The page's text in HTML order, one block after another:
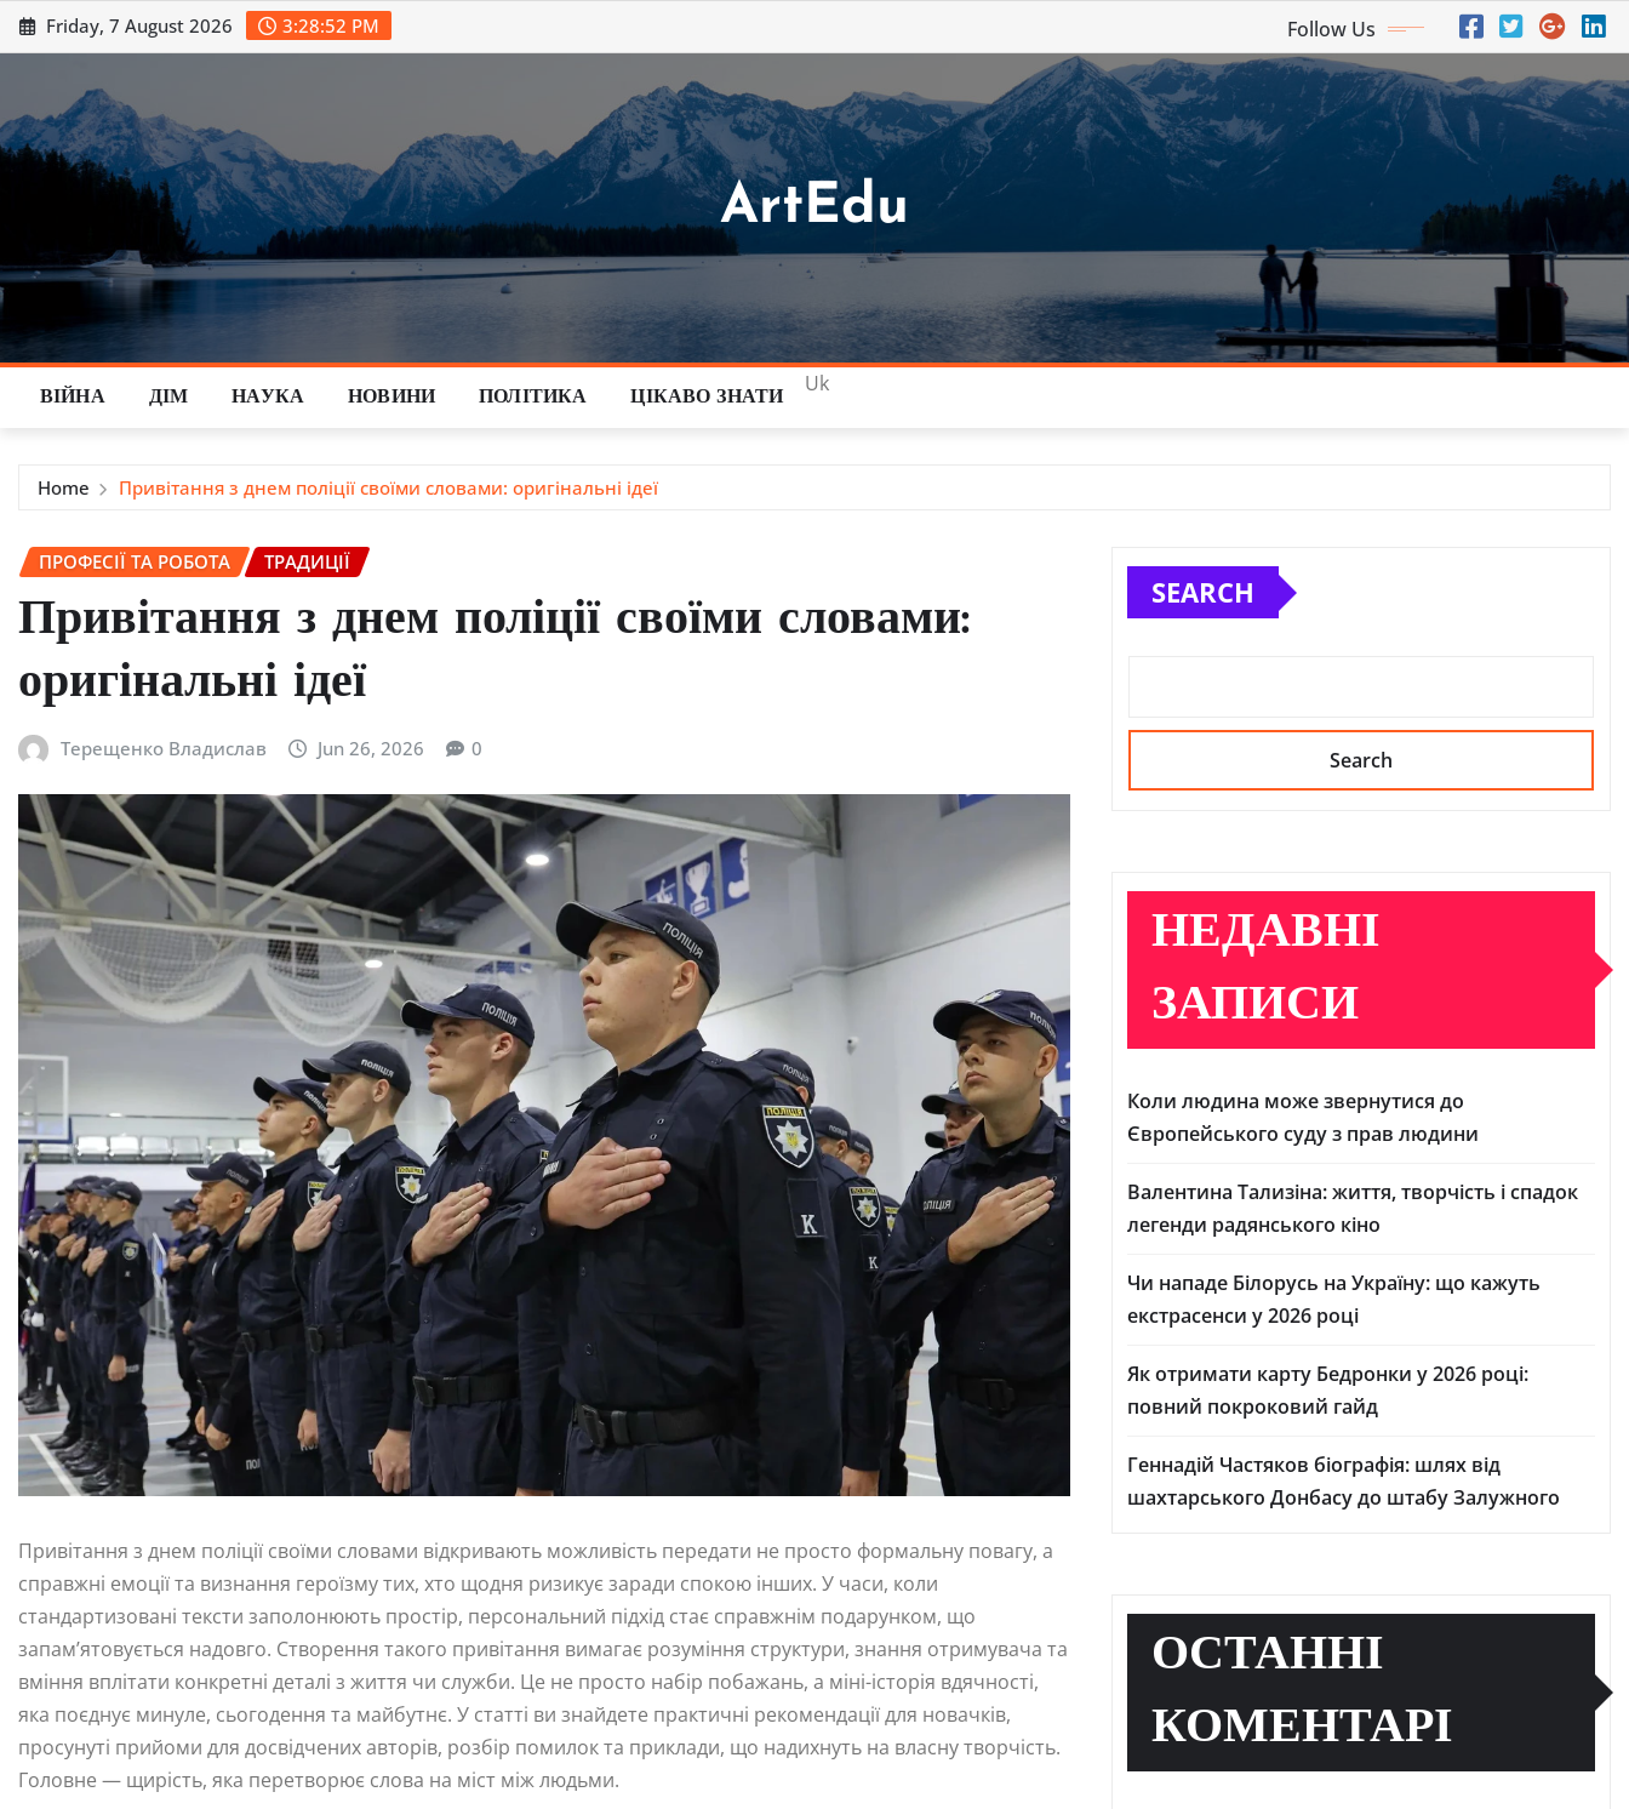
Skip
to
Friday, 7 August 2026 3:28:53 PM Follow Us
ArtEdu
ВІЙНА ДІМ НАУКА НОВИНИ ПОЛІТИКА ЦІКАВО ЗНАТИ
Uk
Home Привітання з днем поліції своїми словами: оригінальні ідеї
ПРОФЕСІЇ ТА РОБОТА ТРАДИЦІЇ
Привітання з днем поліції своїми словами:
оригінальні ідеї
Терещенко Владислав Jun 26, 2026 0
Привітання з днем поліції своїми словами відкривають можливість передати не просто формальну повагу, а
справжні емоції та визнання героїзму тих, хто щодня ризикує заради спокою інших. У часи, коли
стандартизовані тексти заполонюють простір, персональний підхід стає справжнім подарунком, що
запам’ятовується надовго. Створення такого привітання вимагає розуміння структури, знання отримувача та
вміння вплітати конкретні деталі з життя чи служби. Це не просто набір побажань, а міні-історія вдячності,
яка поєднує минуле, сьогодення та майбутнє. У статті ви знайдете практичні рекомендації для новачків,
просунуті прийоми для досвідчених авторів, розбір помилок та приклади, що надихнуть на власну творчість.
Головне — щирість, яка перетворює слова на міст між людьми.
SEARCH
Search
НЕДАВНІ
ЗАПИСИ
Коли людина може звернутися до
Європейського суду з прав людини
Валентина Тализіна: життя, творчість і спадок
легенди радянського кіно
Чи нападе Білорусь на Україну: що кажуть
екстрасенси у 2026 році
Як отримати карту Бедронки у 2026 році:
повний покроковий гайд
Геннадій Частяков біографія: шлях від
шахтарського Донбасу до штабу Залужного
ОСТАННІ
КОМЕНТАРІ